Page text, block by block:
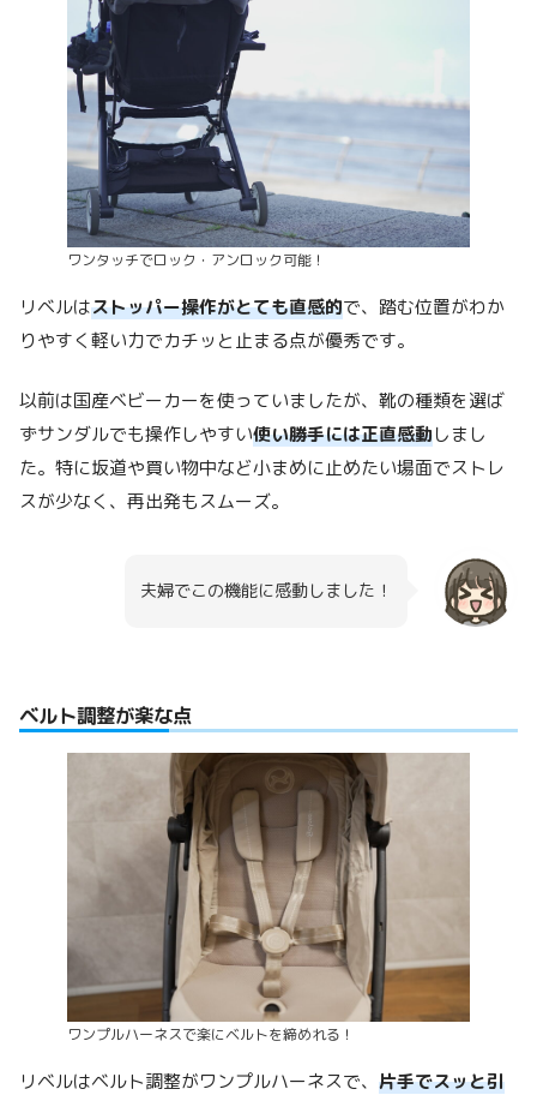
ワンタッチでロック・アンロック可能！
リベルはストッパー操作がとても直感的で、踏む位置がわか
りやすく軽い力でカチッと止まる点が優秀です。
以前は国産ベビーカーを使っていましたが、靴の種類を選ば
ずサンダルでも操作しやすい使い勝手には正直感動しまし
た。特に坂道や買い物中など小まめに止めたい場面でストレ
スが少なく、再出発もスムーズ。
夫婦でこの機能に感動しました！
ベルト調整が楽な点
ワンプルハーネスで楽にベルトを締めれる！
リベルはベルト調整がワンプルハーネスで、 片手でスッと引